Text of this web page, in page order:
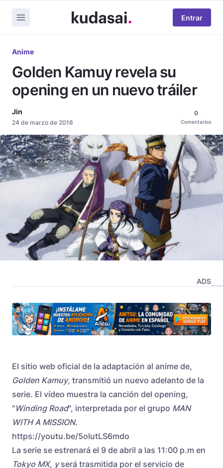
Entrar
Anime
Golden Kamuy revela su
opening en un nuevo tráiler
Jin
24 de marzo de 2018
0
Comentarios
ADS
El sitio web oficial de la adaptación al anime de,
Golden Kamuy, transmitió un nuevo adelanto de la
serie. El vídeo muestra la canción del opening,
"Winding Road", interpretada por el grupo MAN
WITH A MISSION.
https://youtu.be/5olutLS6mdo
La serie se estrenará el 9 de abril a las 11:00 p.m en
Tokyo MX, yserá trasmitida por el servicio de